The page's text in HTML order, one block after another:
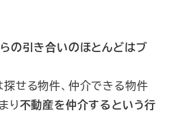
の引き合いのほとんどはブ
せる物件、仲介できる物件
り不動産を仲介するという行